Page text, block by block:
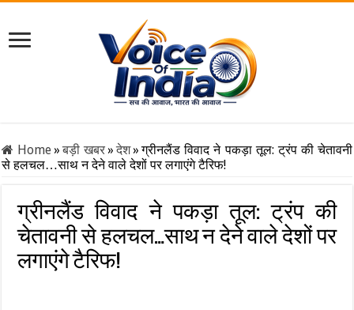
Home» बड़ी खबर» देश» ग्रीनलैंड विवाद ने पकड़ा तूल: ट्रंप की चेतावनी
से हलचल…साथ न देने वाले देशों पर लगाएंगे टैरिफ!
ग्रीनलैंड विवाद ने पकड़ा तूल: ट्रंप की
चेतावनी से हलचल…साथ न देने वाले देशों पर
लगाएंगे टैरिफ!